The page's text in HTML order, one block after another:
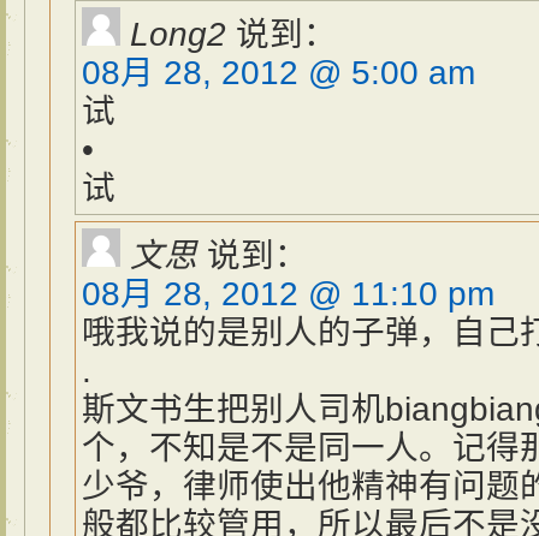
Long2 说到：
08月 28, 2012 @ 5:00 am
试
•
试
文思 说到：
08月 28, 2012 @ 11:10 pm
哦我说的是别人的子弹，自己
.
斯文书生把别人司机
个，不知是不是同一人。记得
少爷，律师使出他精神有问题
般都比较管用，所以最后不是